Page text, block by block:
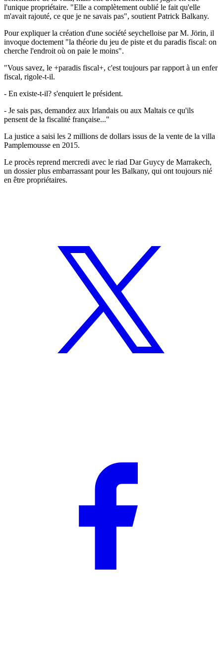
l'unique propriétaire. "Elle a complètement oublié le fait qu'elle
m'avait rajouté, ce que je ne savais pas", soutient Patrick Balkany.
Pour expliquer la création d'une société seychelloise par M. Jörin, il
invoque doctement "la théorie du jeu de piste et du paradis fiscal: on
cherche l'endroit où on paie le moins".
"Vous savez, le +paradis fiscal+, c'est toujours par rapport à un enfer
fiscal, rigole-t-il.
- En existe-t-il? s'enquiert le président.
- Je sais pas, demandez aux Irlandais ou aux Maltais ce qu'ils
pensent de la fiscalité française..."
La justice a saisi les 2 millions de dollars issus de la vente de la villa
Pamplemousse en 2015.
Le procès reprend mercredi avec le riad Dar Guycy de Marrakech,
un dossier plus embarrassant pour les Balkany, qui ont toujours nié
en être propriétaires.